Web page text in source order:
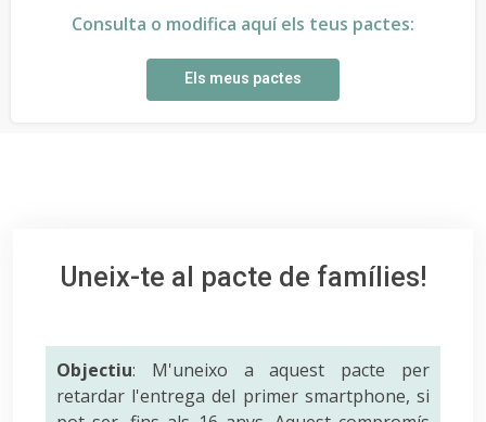
Consulta o modifica aquí els teus pactes:
Els meus pactes
Uneix-te al pacte de famílies!
Objectiu: M'uneixo a aquest pacte per
retardar l'entrega del primer smartphone, si